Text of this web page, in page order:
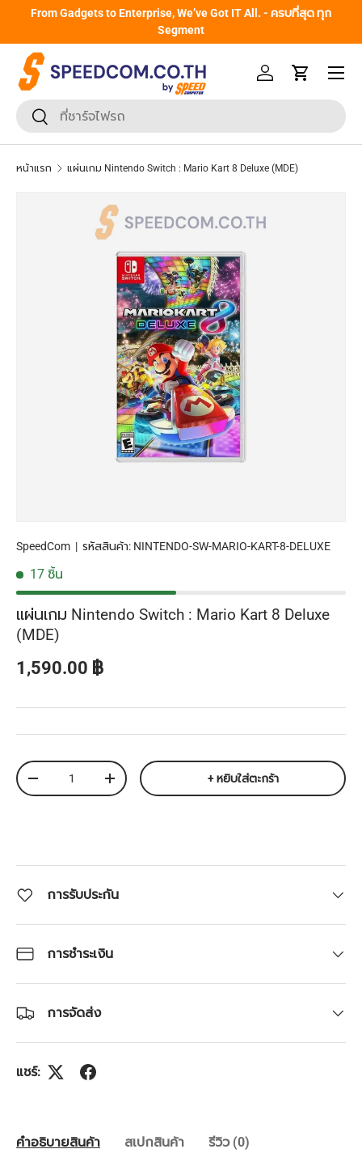
From Gadgets to Enterprise, We’ve Got IT All. - ครบที่สุด ทุก
Segment
ค้นหา
ยืนยันการค้นหา
เข้าสู่ระบบรถเข็น
หน้าเมนู
หน้าแรก แผ่นเกม Nintendo Switch : Mario Kart 8 Deluxe (MDE)
ข้ามไปยังข้อมูลสินค้า
SpeedCom | รหัสสินค้า: NINTENDO-SW-MARIO-KART-8-DELUXE
17 ชิ้น
แผ่นเกม Nintendo Switch : Mario Kart 8 Deluxe
(MDE)
ราคาปกติ
1,590.00 ฿
จำนวน
ลดจำนวน
เพิ่มจำนวน + หยิบใส่ตะกร้า
การรับประกัน
การชำระเงิน
การจัดส่ง
แชร์:
คำอธิบายสินค้า สเปกสินค้า รีวิว (0)